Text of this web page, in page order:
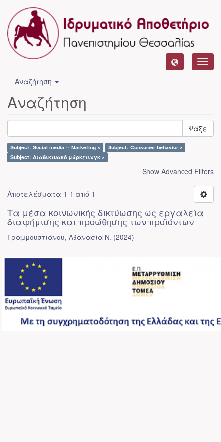
Αναζήτηση
Αναζήτηση
Ψάξε
Subject: Social media -- Marketing ×
Subject: Consumer behavior ×
Subject: Διαδικτυακό μάρκετινγκ ×
Show Advanced Filters
Αποτελέσματα 1-1 από 1
Τα μέσα κοινωνικής δικτύωσης ως εργαλεία
διαφήμισης και προώθησης των προϊόντων
Γραμμουστιάνου, Αθανασία Ν. (2024)